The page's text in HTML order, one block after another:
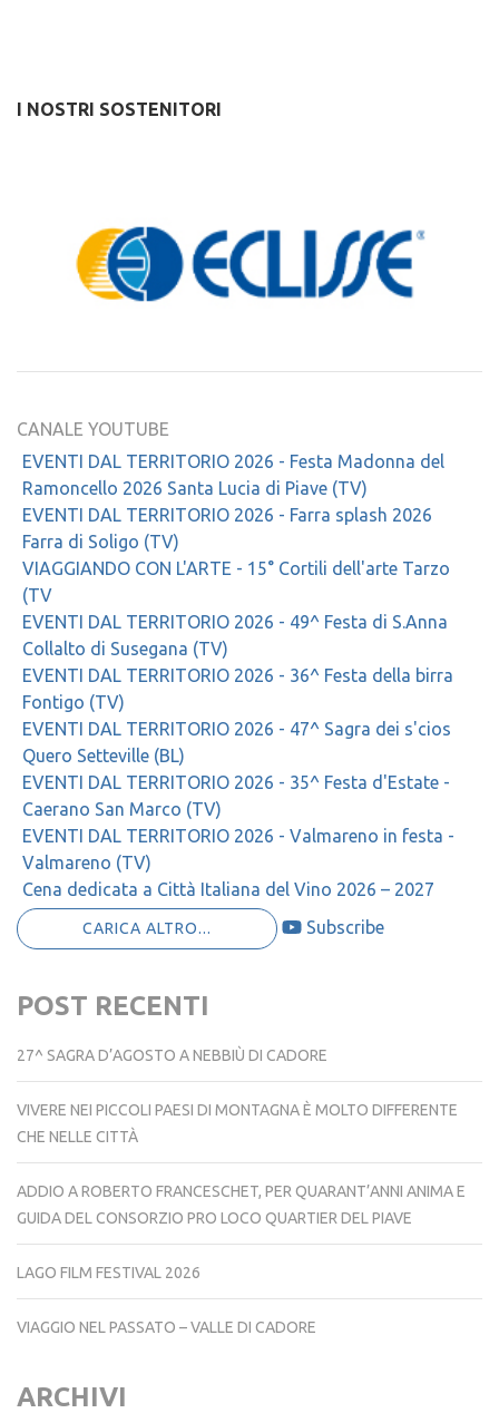
I NOSTRI SOSTENITORI
CANALE YOUTUBE
EVENTI DAL TERRITORIO 2026 - Festa Madonna del
Ramoncello 2026 Santa Lucia di Piave (TV)
EVENTI DAL TERRITORIO 2026 - Farra splash 2026
Farra di Soligo (TV)
VIAGGIANDO CON L'ARTE - 15° Cortili dell'arte Tarzo
(TV
EVENTI DAL TERRITORIO 2026 - 49^ Festa di S.Anna
Collalto di Susegana (TV)
EVENTI DAL TERRITORIO 2026 - 36^ Festa della birra
Fontigo (TV)
EVENTI DAL TERRITORIO 2026 - 47^ Sagra dei s'cios
Quero Setteville (BL)
EVENTI DAL TERRITORIO 2026 - 35^ Festa d'Estate -
Caerano San Marco (TV)
EVENTI DAL TERRITORIO 2026 - Valmareno in festa -
Valmareno (TV)
Cena dedicata a Città Italiana del Vino 2026 – 2027
CARICA ALTRO... Subscribe
POST RECENTI
27^ SAGRA D’AGOSTO A NEBBIÙ DI CADORE
VIVERE NEI PICCOLI PAESI DI MONTAGNA È MOLTO DIFFERENTE
CHE NELLE CITTÀ
ADDIO A ROBERTO FRANCESCHET, PER QUARANT’ANNI ANIMA E
GUIDA DEL CONSORZIO PRO LOCO QUARTIER DEL PIAVE
LAGO FILM FESTIVAL 2026
VIAGGIO NEL PASSATO – VALLE DI CADORE
ARCHIVI